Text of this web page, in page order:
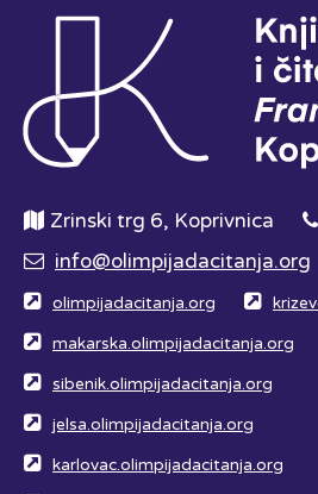
Zrinski trg 6, Koprivnica
info@olimpijadacitanja.org
olimpijadacitanja.org
makarska.olimpijadacitanja.org
sibenik.olimpijadacitanja.org
jelsa.olimpijadacitanja.org
karlovac.olimpijadacitanja.org